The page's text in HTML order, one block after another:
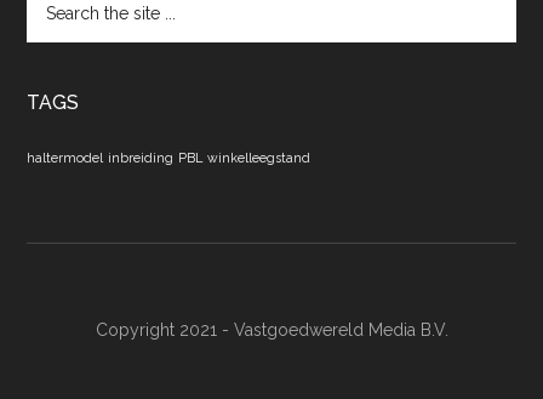
the
TAGS
haltermodel inbreiding PBL winkelleegstand
Copyright 2021 - Vastgoedwereld Media B.V.